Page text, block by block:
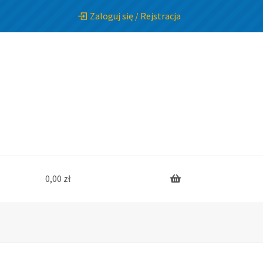
Zaloguj się / Rejstracja
0,00 zł